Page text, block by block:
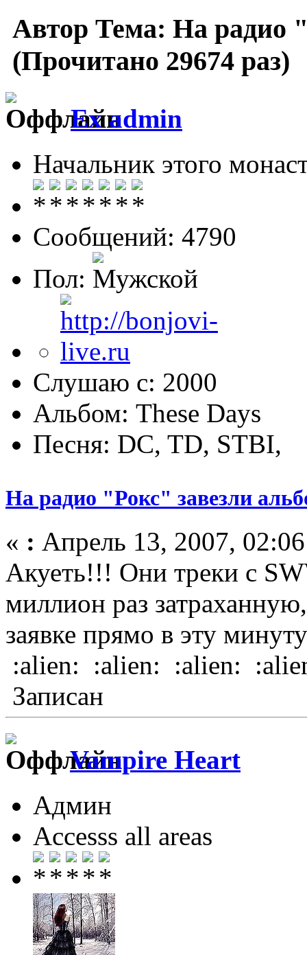
Автор Тема: На радио
(Прочитано 29674 раз)
Ex admin
Начальник этого
Сообщений: 4790
Пол:
Слушаю с: 2000
Альбом: These Days
Песня: DC, TD, STBI,
На радио "Рокс" завезли
« : Апрель 13, 2007,
Акуеть!!! Они треки с
миллион раз
заявке прямо в эту
:alien: :alien: :alien:
Записан
Vampire Heart
Админ
Accesss all areas